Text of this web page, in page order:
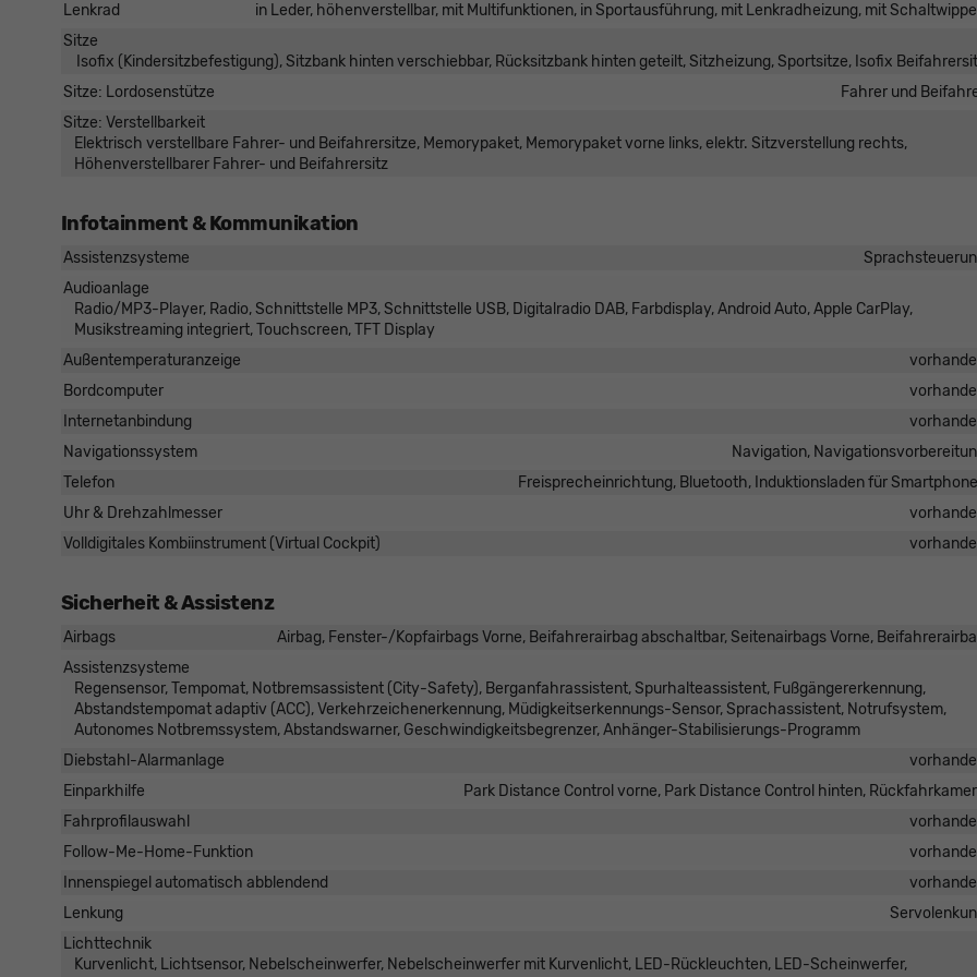
Lenkrad
in Leder, höhenverstellbar, mit Multifunktionen, in Sportausführung, mit Lenkradheizung, mit
Sitze
Isofix (Kindersitzbefestigung), Sitzbank hinten verschiebbar, Rücksitzbank hinten geteilt, Sitzheizung, Sportsitze, Isofix
Sitze: Lordosenstütze
Fahrer und
Sitze: Verstellbarkeit
Elektrisch verstellbare Fahrer- und Beifahrersitze, Memorypaket, Memorypaket vorne links, elektr. Sitzverstellung rechts,
Höhenverstellbarer Fahrer- und Beifahrersitz
Infotainment & Kommunikation
Assistenzsysteme
Audioanlage
Radio/MP3-Player, Radio, Schnittstelle MP3, Schnittstelle USB, Digitalradio DAB, Farbdisplay, Android Auto, Apple CarPlay,
Musikstreaming integriert, Touchscreen, TFT Display
Außentemperaturanzeige
Bordcomputer
Internetanbindung
Navigationssystem
Navigation,
Telefon
Freisprecheinrichtung, Bluetooth, Induktionsladen für
Uhr & Drehzahlmesser
Volldigitales Kombiinstrument (Virtual Cockpit)
Sicherheit & Assistenz
Airbags
Airbag, Fenster-/Kopfairbags Vorne, Beifahrerairbag abschaltbar, Seitenairbags Vorne,
Assistenzsysteme
Regensensor, Tempomat, Notbremsassistent (City-Safety), Berganfahrassistent, Spurhalteassistent, Fußgängererkennung,
Abstandstempomat adaptiv (ACC), Verkehrzeichenerkennung, Müdigkeitserkennungs-Sensor, Sprachassistent, Notrufsystem,
Autonomes Notbremssystem, Abstandswarner, Geschwindigkeitsbegrenzer, Anhänger-Stabilisierungs-Programm
Diebstahl-Alarmanlage
Einparkhilfe
Park Distance Control vorne, Park Distance Control hinten,
Fahrprofilauswahl
Follow-Me-Home-Funktion
Innenspiegel automatisch abblendend
Lenkung
Lichttechnik
Kurvenlicht, Lichtsensor, Nebelscheinwerfer, Nebelscheinwerfer mit Kurvenlicht, LED-Rückleuchten, LED-Scheinwerfer,